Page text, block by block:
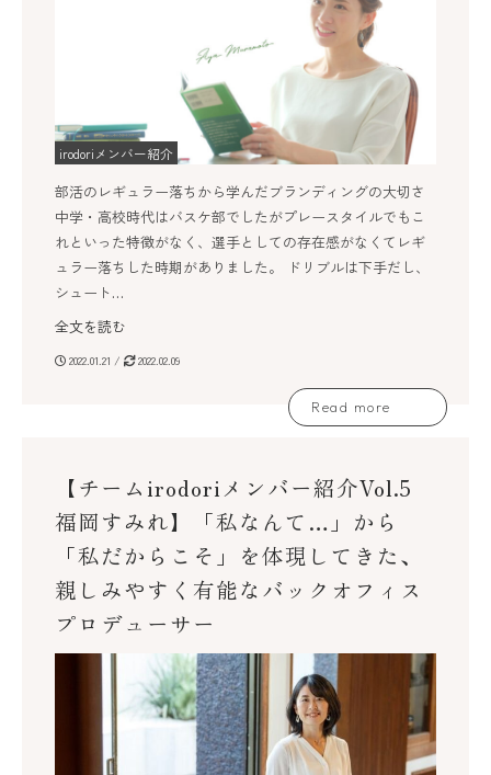
irodoriメンバー紹介
部活のレギュラー落ちから学んだブランディングの大切さ
中学・高校時代はバスケ部でしたがプレースタイルでもこ
れといった特徴がなく、選手としての存在感がなくてレギ
ュラー落ちした時期がありました。 ドリブルは下手だし、
シュート…
全文を読む
2022.01.21 / 2022.02.09
Read more
【チームirodoriメンバー紹介Vol.5
福岡すみれ】「私なんて…」から
「私だからこそ」を体現してきた、
親しみやすく有能なバックオフィス
プロデューサー